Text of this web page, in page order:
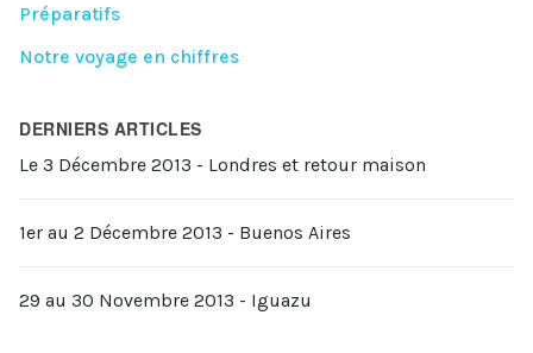
Préparatifs
Notre voyage en chiffres
DERNIERS ARTICLES
Le 3 Décembre 2013 - Londres et retour maison
1er au 2 Décembre 2013 - Buenos Aires
29 au 30 Novembre 2013 - Iguazu